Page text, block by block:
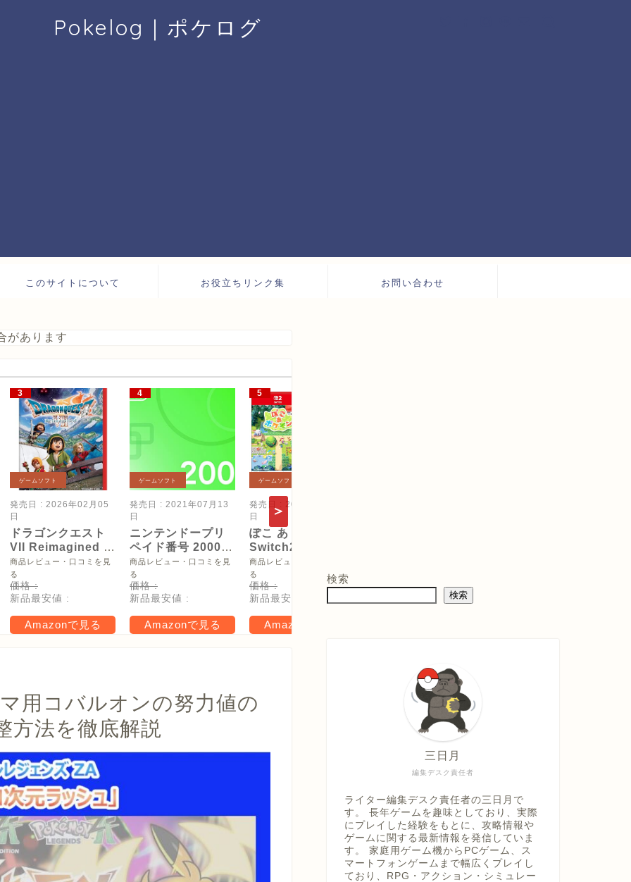
Pokelog｜ポケログ
このサイトについて お役立ちリンク集 お問い合わせ
があります
ゲームソフト
発売日 : 2026年02月05
日
ドラゴンクエスト
VII Reimagined -
Switch2
商品レビュー・口コミを見
る
価格 :
新品最安値 :
Amazonで見る
ゲームソフト
発売日 : 2021年07月13
日
ニンテンドープリ
ペイド番号 2000
円|オンラインコー
ド版
商品レビュー・口コミを見
る
価格 :
新品最安値 :
Amazonで見る
ゲームソフト
発売日 : 2026年03月05
日
ぽこ あ ポケモン -
Switch2
【Amazon.co.jpオ
リジナル特典】メ
タモン型木製トレ
ー(サイズ約直径
16cm) 同梱 & デジ
タル特典 家具「ひ
商品レビュー・口コミを見
る
価格 :
新品最安値 :
Amazonで見る
価格 :
用コバルオンの努力値の
方法を徹底解説
検索
検索
編集デスク責任者
三日月
ライター編集デスク責任者の三日月で
す。 長年ゲームを趣味としており、実際
にプレイした経験をもとに、攻略情報や
ゲームに関する最新情報を発信していま
す。 家庭用ゲーム機からPCゲーム、ス
マートフォンゲームまで幅広くプレイし
ており、RPG・アクション・シミュレー